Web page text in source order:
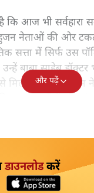
कि आज भी सर्वहारा
नेताओं की ओर
सत्ता में सिर्फ उस
बाबा साहेब
मिला। ऐसे बहुत कम
में और
और पढ़ें
डाउनलोडकरें